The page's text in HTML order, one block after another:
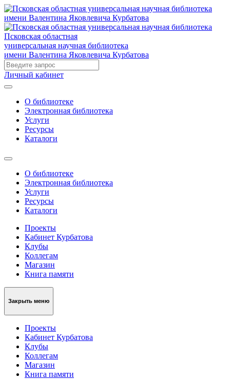
Псковская областная
универсальная научная библиотека
имени Валентина Яковлевича Курбатова
Личный кабинет
О библиотеке
Электронная библиотека
Услуги
Ресурсы
Каталоги
О библиотеке
Электронная библиотека
Услуги
Ресурсы
Каталоги
Проекты
Кабинет Курбатова
Клубы
Коллегам
Магазин
Книга памяти
Закрыть меню
Проекты
Кабинет Курбатова
Клубы
Коллегам
Магазин
Книга памяти